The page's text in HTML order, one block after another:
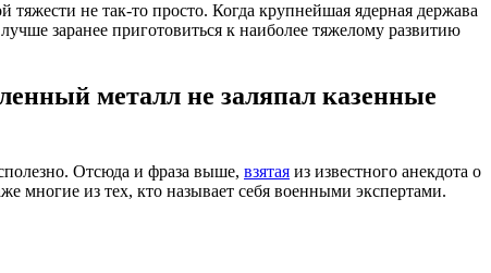
не так-то просто. Когда крупнейшая ядерная держава
заранее приготовиться к наиболее тяжелому развитию
металл не заляпал казенные
Отсюда и фраза выше, взятая из известного анекдота о
многие из тех, кто называет себя военными экспертами.